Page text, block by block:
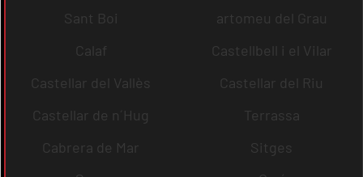
Sant Boi
artomeu del Grau
Calaf
Castellbell i el Vilar
Castellar del Vallès
Castellar del Riu
Castellar de n´Hug
Terrassa
Cabrera de Mar
Sitges